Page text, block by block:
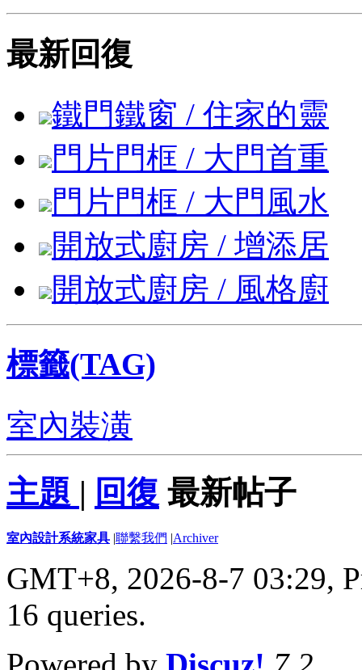
最新回復
鐵門鐵窗 / 住家的靈
門片門框 / 大門首重
門片門框 / 大門風水
開放式廚房 / 增添居
開放式廚房 / 風格廚
標籤(TAG)
室內裝潢
主題 | 回復 最新帖子
室內設計系統家具 |聯繫我們 |Archiver
GMT+8, 2026-8-7 03:29,
16 queries.